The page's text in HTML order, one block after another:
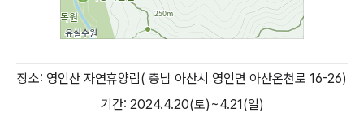
장소: 영인산 자연휴양림( 충남 아산시 영인면 아산온천로 16-26)
기간: 2024.4.20(토)~4.21(일)